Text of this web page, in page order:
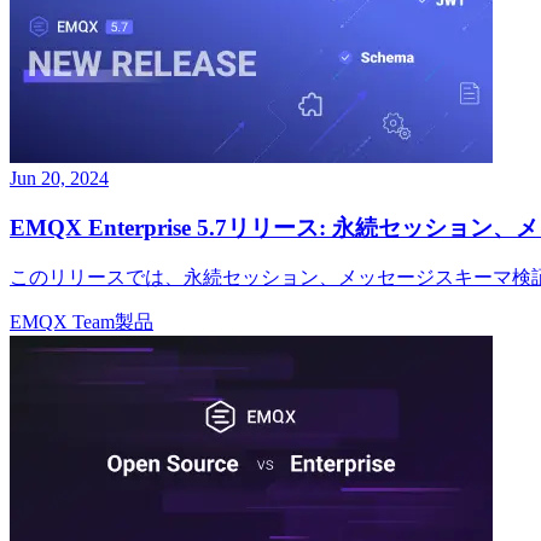
Jun 20, 2024
EMQX Enterprise 5.7リリース: 永続セッション、
このリリースでは、永続セッション、メッセージスキーマ
EMQX Team製品